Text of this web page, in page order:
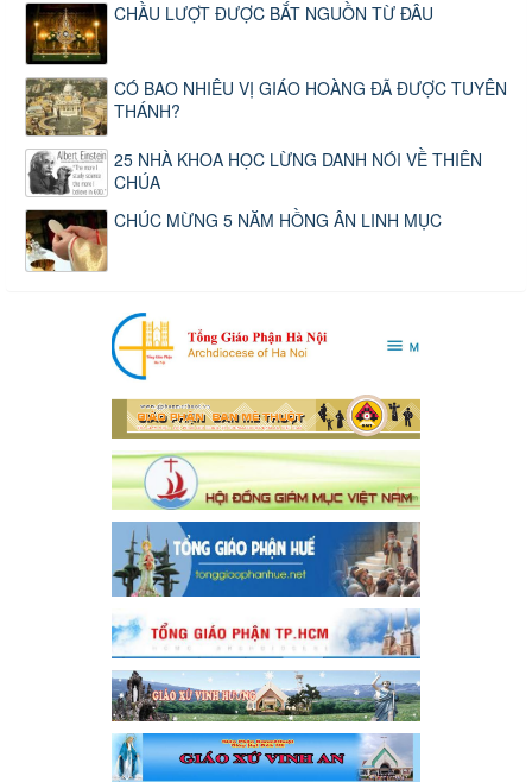
CHẦU LƯỢT ĐƯỢC BẮT NGUỒN TỪ ĐÂU
CÓ BAO NHIÊU VỊ GIÁO HOÀNG ĐÃ ĐƯỢC TUYÊN
THÁNH?
25 NHÀ KHOA HỌC LỪNG DANH NÓI VỀ THIÊN
CHÚA
CHÚC MỪNG 5 NĂM HỒNG ÂN LINH MỤC